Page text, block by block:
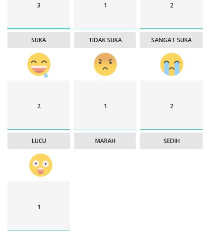
3
SUKA
1
TIDAK SUKA
2
SANGAT SUKA
2
LUCU
1
MARAH
2
SEDIH
1